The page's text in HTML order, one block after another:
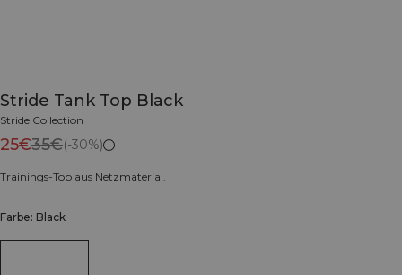
Stride Tank Top Black
Stride Collection
25€35€(-30%)
Trainings-Top aus Netzmaterial.
Farbe: Black